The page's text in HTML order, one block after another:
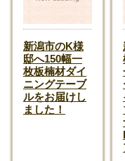
新潟市のK様
邸へ150幅一
枚板楠材ダイ
ニングテーブ
ルをお届けし
ました！